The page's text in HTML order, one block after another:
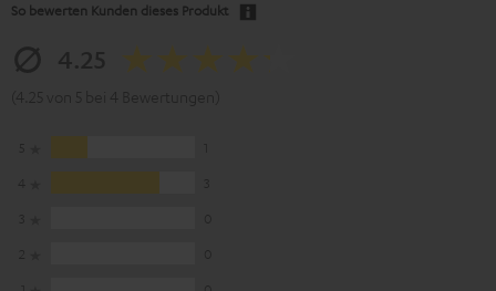
So bewerten Kunden dieses Produkt